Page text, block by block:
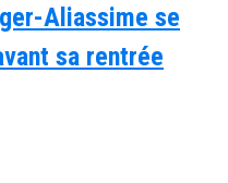
Aliassime se
sa rentrée